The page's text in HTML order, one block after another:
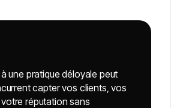
une pratique déloyale peut
capter vos clients, vos
réputation sans